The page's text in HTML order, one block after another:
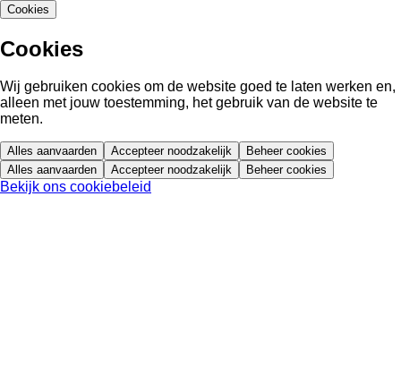
Cookies
Cookies
Wij gebruiken cookies om de website goed te laten werken en,
alleen met jouw toestemming, het gebruik van de website te
meten.
Alles aanvaarden Accepteer noodzakelijk
Beheer cookies
Alles aanvaarden
Accepteer noodzakelijk Beheer cookies
Bekijk ons cookiebeleid